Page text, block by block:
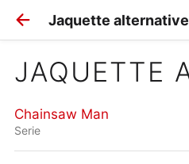
Jaquette alternative
Chainsaw Man
Serie